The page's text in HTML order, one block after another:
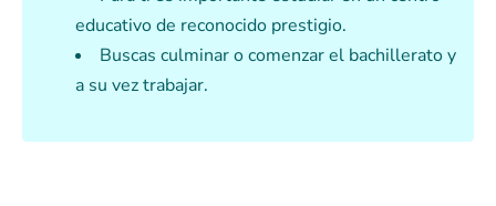
educativo de reconocido prestigio.
Buscas culminar o comenzar el bachillerato y
a su vez trabajar.